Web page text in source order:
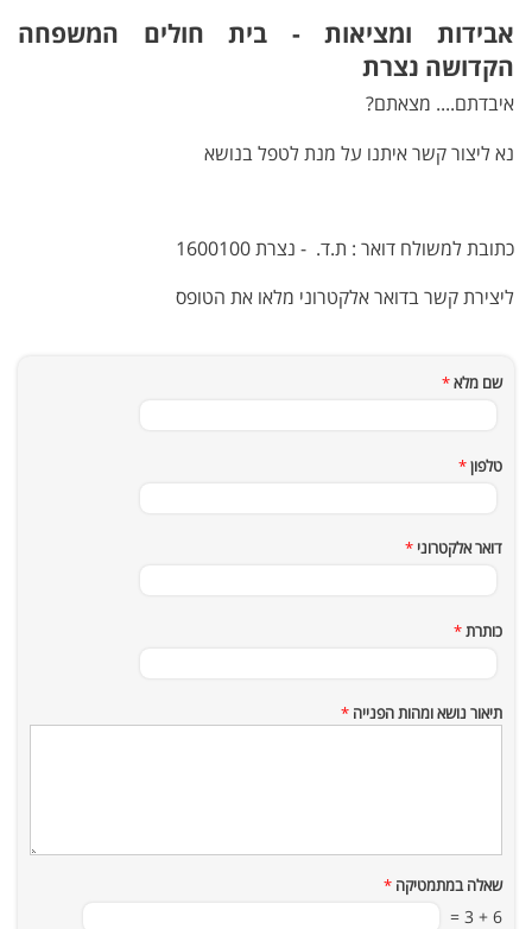
אבידות ומציאות - בית חולים המשפחה
הקדושה נצרת
איבדתם.... מצאתם?
נא ליצור קשר איתנו על מנת לטפל בנושא
כתובת למשולח דואר : ת.ד. - נצרת 1600100
ליצירת קשר בדואר אלקטרוני מלאו את הטופס
שם מלא*
טלפון*
דואר אלקטרוני *
כותרת*
תיאור נושא ומהות הפנייה *
שאלה במתמטיקה *
6 + 3 =